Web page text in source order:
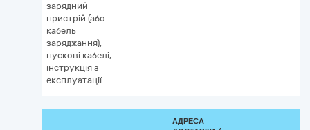
зарядний
пристрій (або
кабель
заряджання),
пускові кабелі,
інструкція з
експлуатації.
АДРЕСА